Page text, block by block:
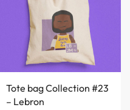
Tote bag Collection #23
– Lebron